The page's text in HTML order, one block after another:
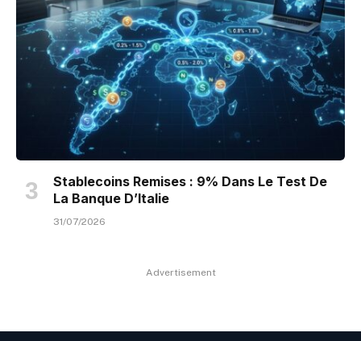
Stablecoins Remises : 9% Dans Le Test De
La Banque D’Italie
31/07/2026
Advertisement